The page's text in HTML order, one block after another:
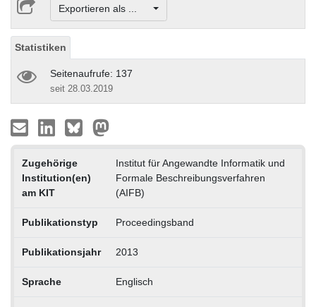
Exportieren als ...
Statistiken
Seitenaufrufe: 137
seit 28.03.2019
Zugehörige
Institution(en)
am KIT
Institut für Angewandte Informatik und
Formale Beschreibungsverfahren
(AIFB)
Publikationstyp Proceedingsband
Publikationsjahr 2013
Sprache Englisch